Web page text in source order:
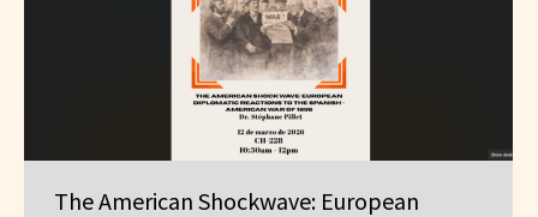
The American Shockwave: European